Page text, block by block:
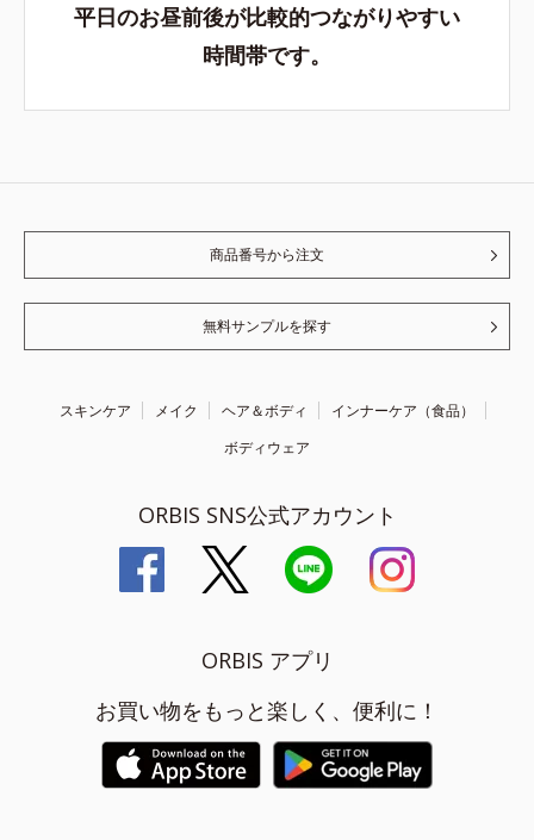
平日のお昼前後が比較的つながりやすい
時間帯です。
商品番号から注文
無料サンプルを探す
スキンケア メイク ヘア＆ボディ
インナーケア（食品）
ボディウェア
ORBIS SNS公式アカウント
ORBIS アプリ
お買い物をもっと楽しく、便利に！